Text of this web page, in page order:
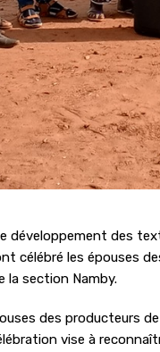
développement des
célébré les épouses
la section Namby.
des producteurs
vise à